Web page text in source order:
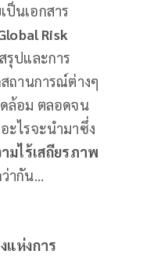
ป็นเอกสาร
Risk
ปและการ
ถานการณ์ต่างๆ
ล้อม ตลอดจน
ะไรจะนำมาซึ่ง
มไร้เสถียรภาพ
กัน...
แห่งการ